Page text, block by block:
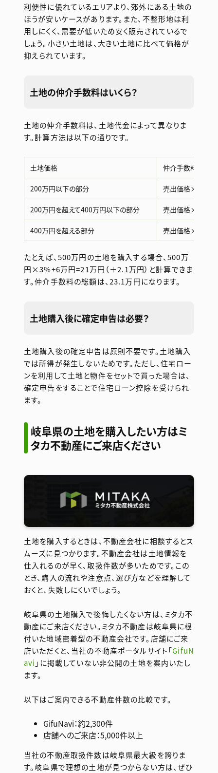
利便性に優れているエリアより、郊外にある土地の
ほうが安いケースがあります。また、不整形地は利
用しにくく、需要が低いため安く販売されているで
しょう。小さい土地は、大きい土地に比べて価格が
抑えられています。
土地の仲介手数料はいくら？
土地の仲介手数料は、土地代金によって異なりま
す。計算方法は以下の通りです。
土地価格 仲介手数料の上限
200万円以下の部分 売出価格×5%（+
200万円を超えて400万円以下の部分 売出価格×4%+2
400万円を超える部分 売出価格×3%+6
たとえば、500万円の土地を購入する場合、500万
円×3%+6万円=21万円（＋2.1万円）と計算できま
す。仲介手数料の総額は、23.1万円になります。
土地購入後に確定申告は必要？
土地購入後の確定申告は原則不要です。土地購入
では所得が発生しないためです。ただし、住宅ロー
ンを利用して土地と物件をセットで買った場合は、
確定申告をすることで住宅ローン控除を受けられ
ます。
岐阜県の土地を購入したい方はミ
タカ不動産にご来店ください
土地を購入するときは、不動産会社に相談するとス
ムーズに見つかります。不動産会社は土地情報を
仕入れるのが早く、取扱件数が多いためです。この
とき、購入の流れや注意点、選び方などを理解して
おくと、失敗しにくいでしょう。
岐阜県の土地購入で後悔したくない方は、ミタカ不
動産にご来店ください。ミタカ不動産は岐阜県に根
付いた地域密着型の不動産会社です。店舗にご来
店いただくと、当社の不動産ポータルサイト「GifuN
avi 」に掲載していない非公開の土地を案内いたし
ます。
以下はご案内できる不動産件数の比較です。
GifuNavi：約2,300件
店舗へのご来店：5,000件以上
当社の不動産取扱件数は岐阜県最大級を誇りま
す。岐阜県で理想の土地が見つからない方は、ぜひ